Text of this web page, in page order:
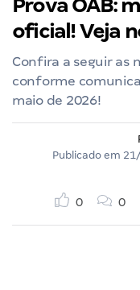
Prova OAB:
oficial! Veja
Confira a seguir as
conforme
maio de 2026!
Publicado em
0 0